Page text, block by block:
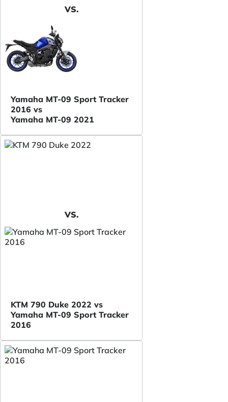
VS.
Yamaha MT-09 Sport Tracker
2016 vs
Yamaha MT-09 2021
VS.
KTM 790 Duke 2022 vs
Yamaha MT-09 Sport Tracker
2016